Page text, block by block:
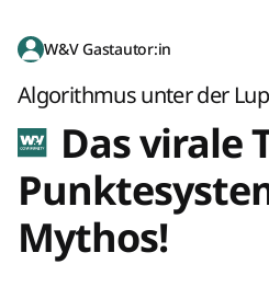
W&V Gastautor:in
Algorithmus unter der
Das virale
Mythos!